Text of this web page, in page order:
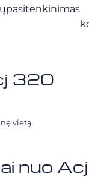
pasitenkinimas
320
vietą.
nuo Acj